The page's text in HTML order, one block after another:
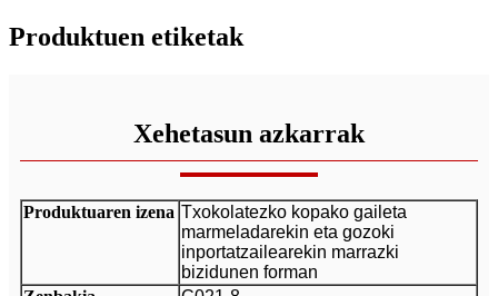
Produktuen etiketak
Xehetasun azkarrak
Produktuaren izena Txokolatezko kopako gaileta
marmeladarekin eta gozoki
inportatzailearekin marrazki
bizidunen forman